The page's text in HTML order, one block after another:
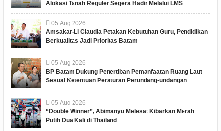
Alokasi Tanah Reguler Segera Hadir Melalui LMS
05 Aug 2026
Amsakar-Li Claudia Petakan Kebutuhan Guru, Pendidikan
Berkualitas Jadi Prioritas Batam
05 Aug 2026
BP Batam Dukung Penertiban Pemanfaatan Ruang Laut
Sesuai Ketentuan Peraturan Perundang-undangan
05 Aug 2026
“Double Winner”, Abimanyu Melesat Kibarkan Merah
Putih Dua Kali di Thailand